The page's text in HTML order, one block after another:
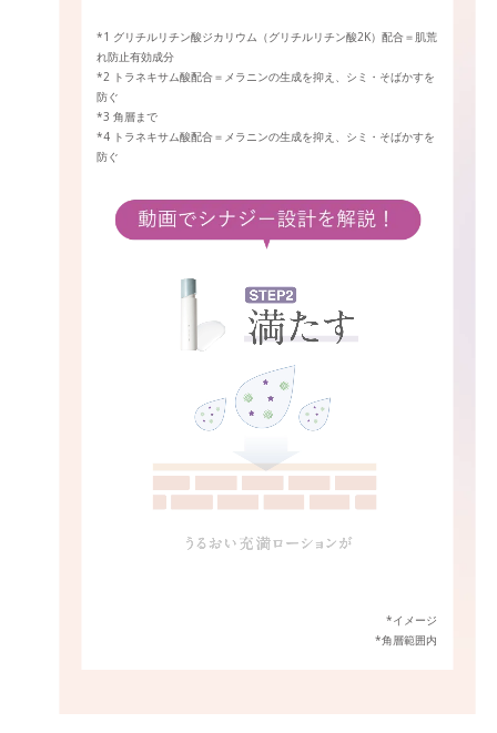
*1 グリチルリチン酸ジカリウム（グリチルリチン酸2K）配合＝肌荒
れ防止有効成分
*2 トラネキサム酸配合＝メラニンの生成を抑え、シミ・そばかすを
防ぐ
*3 角層まで
*4 トラネキサム酸配合＝メラニンの生成を抑え、シミ・そばかすを
防ぐ
*イメージ
*角層範囲内